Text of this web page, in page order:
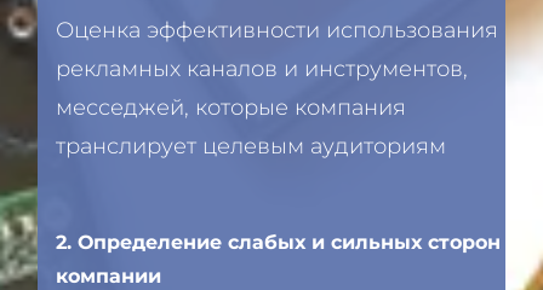
Оценка эффективности использования
рекламных каналов и инструментов,
месседжей, которые компания
транслирует целевым аудиториям
2. Определение слабых и сильных сторон
компании